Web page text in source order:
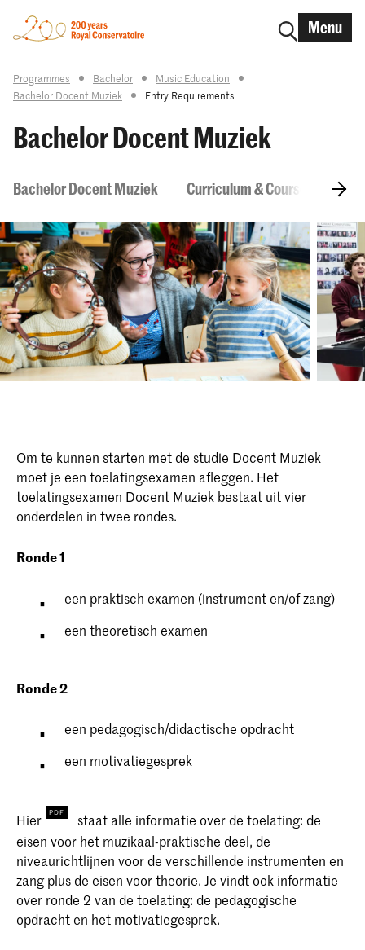
Menu
Programmes Bachelor
Music Education
Bachelor Docent Muziek
Entry Requirements
Bachelor Docent Muziek
Bachelor Docent Muziek Curriculum & Courses
Om te kunnen starten met de studie Docent Muziek
moet je een toelatingsexamen afleggen. Het
toelatingsexamen Docent Muziek bestaat uit vier
onderdelen in twee rondes.
Ronde 1
een praktisch examen (instrument en/of zang)
een theoretisch examen
Ronde 2
een pedagogisch/didactische opdracht
een motivatiegesprek
Hier
staat alle informatie over de toelating: de
eisen voor het muzikaal-praktische deel, de
niveaurichtlijnen voor de verschillende instrumenten en
zang plus de eisen voor theorie. Je vindt ook informatie
over ronde 2 van de toelating: de pedagogische
opdracht en het motivatiegesprek.